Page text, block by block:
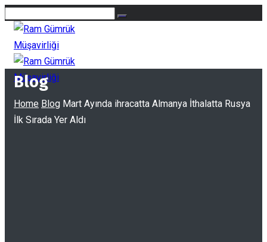
Blog
Home Blog Mart Ayında ihracatta Almanya İthalatta Rusya
İlk Sırada Yer Aldı